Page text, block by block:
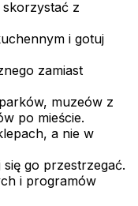
z
i gotuj
zamiast
muzeów z
po mieście.
a nie w
go przestrzegać.
i programów